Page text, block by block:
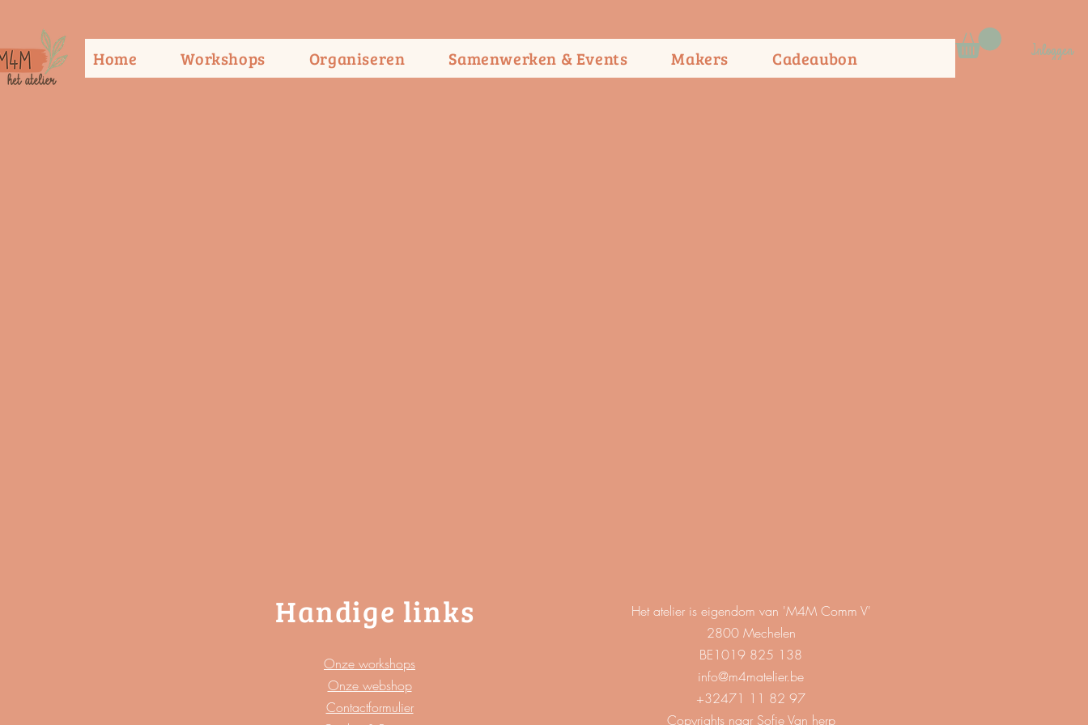
Home Workshops Organiseren Samenwerken & Events Makers Cadeaubon Inloggen
Het atelier is eigendom van 'M4M Comm V'
2800 Mechelen
BE1019 825 138
info@m4matelier.be
+32471 11 82 97
Copyrights naar Sofie Van herp
Handige links
Onze workshops
Onze webshop
Contactformulier